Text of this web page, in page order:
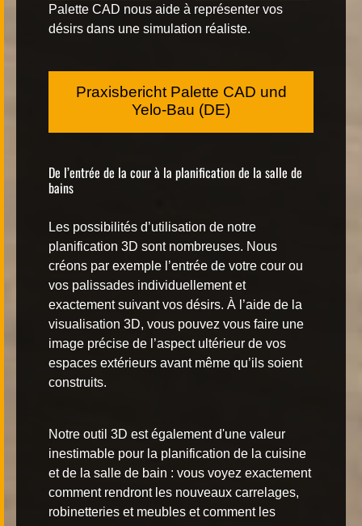
Palette CAD nous aide à représenter vos
désirs dans une simulation réaliste.
Praxisbericht Palette CAD und
Yelo-Bau (DE)
De l’entrée de la cour à la planification de la salle de
bains
Les possibilités d’utilisation de notre
planification 3D sont nombreuses. Nous
créons par exemple l’entrée de votre cour ou
vos palissades individuellement et
exactement suivant vos désirs. À l’aide de la
visualisation 3D, vous pouvez vous faire une
image précise de l’aspect ultérieur de vos
espaces extérieurs avant même qu’ils soient
construits.
Notre outil 3D est également d'une valeur
inestimable pour la planification de la cuisine
et de la salle de bain : vous voyez exactement
comment rendront les nouveaux carrelages,
robinetteries et meubles et comment les